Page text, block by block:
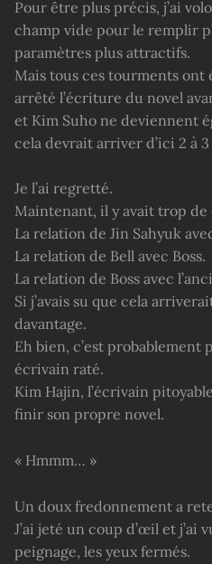
Pour être plus précis, j’ai
champ vide pour le remplir
paramètres plus attractifs.
Mais tous ces tourments ont
arrêté l’écriture du novel
et Kim Suho ne deviennent
cela devrait arriver d’ici 2 à 3
Je l’ai regretté.
Maintenant, il y avait trop de
La relation de Jin Sahyuk
La relation de Bell avec Boss.
La relation de Boss avec
Si j’avais su que cela
davantage.
Eh bien, c’est probablement
écrivain raté.
Kim Hajin, l’écrivain
finir son propre novel.
« Hmmm… »
Un doux fredonnement a
J’ai jeté un coup d’œil et j’ai
peignage, les yeux fermés.